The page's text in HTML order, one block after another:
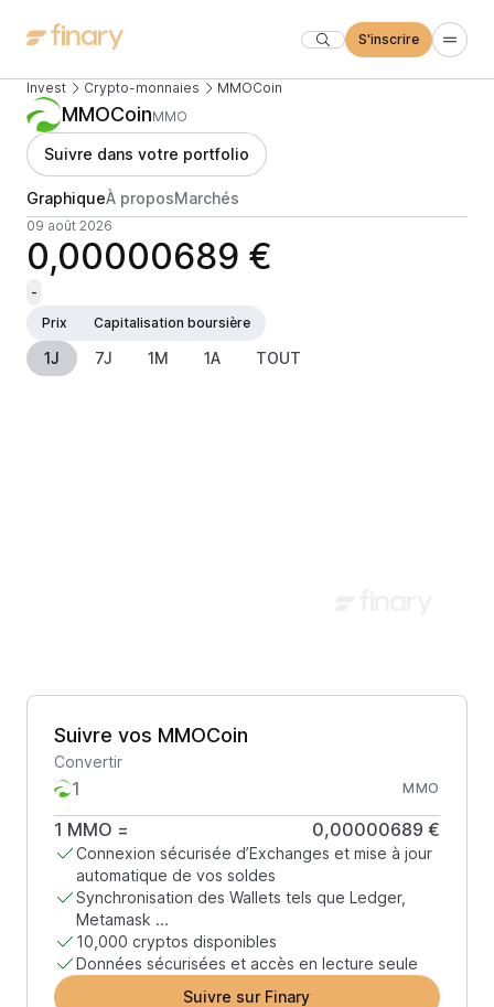
S'inscrire
Invest Crypto-monnaies MMOCoin
MMOCoinMMO
Suivre dans votre portfolio
GraphiqueÀ proposMarchés
09 août 2026
0,00000689 €
-
Prix
Capitalisation boursière
1J 7J 1M 1A TOUT
Suivre vos MMOCoin
Convertir
MMO
1 MMO = 0,00000689 €
Connexion sécurisée d’Exchanges et mise à jour
automatique de vos soldes
Synchronisation des Wallets tels que Ledger,
Metamask ...
10,000 cryptos disponibles
Données sécurisées et accès en lecture seule
Suivre sur Finary